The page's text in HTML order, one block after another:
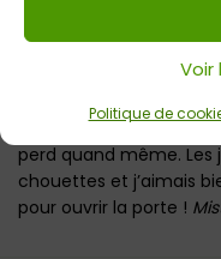
Voir
Politique de
Notre
C’est trop bien d’aller
Labyrinthe de maïs !
perdre, même si de
perd quand même. Les
chouettes et j’aimais
pour ouvrir la porte !